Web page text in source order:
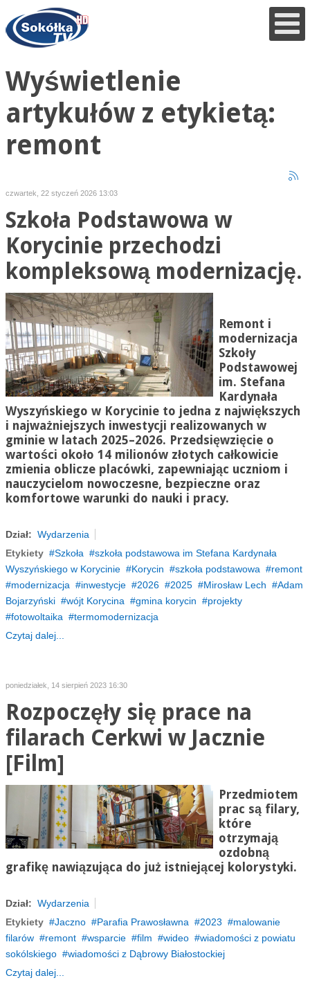
Wyświetlenie
artykułów z etykietą:
remont
czwartek, 22 styczeń 2026 13:03
Szkoła Podstawowa w
Korycinie przechodzi
kompleksową modernizację.
Remont i
modernizacja
Szkoły
Podstawowej
im. Stefana
Kardynała
Wyszyńskiego w Korycinie to jedna z największych
i najważniejszych inwestycji realizowanych w
gminie w latach 2025–2026. Przedsięwzięcie o
wartości około 14 milionów złotych całkowicie
zmienia oblicze placówki, zapewniając uczniom i
nauczycielom nowoczesne, bezpieczne oraz
komfortowe warunki do nauki i pracy.
Dział: Wydarzenia
Etykiety
Szkoła
szkoła podstawowa im Stefana Kardynała
Wyszyńskiego w Korycinie
Korycin szkoła podstawowa
remont
modernizacja
inwestycje 2026 2025 Mirosław Lech
Adam
Bojarzyński
wójt Korycina gmina korycin
projekty
fotowoltaika
termomodernizacja
Czytaj dalej...
poniedziałek, 14 sierpień 2023 16:30
Rozpoczęły się prace na
filarach Cerkwi w Jacznie
[Film]
Przedmiotem
prac są filary,
które
otrzymają
ozdobną
grafikę nawiązująca do już istniejącej kolorystyki.
Dział: Wydarzenia
Etykiety
Jaczno Parafia Prawosławna 2023
malowanie
filarów
remont wsparcie film wideo
wiadomości z powiatu
sokólskiego
wiadomości z Dąbrowy Białostockiej
Czytaj dalej...